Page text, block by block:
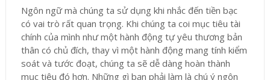
Ngôn ngữ mà chúng ta sử dụng khi nhắc đến tiền bạc
có vai trò rất quan trọng. Khi chúng ta coi mục tiêu tài
chính của mình như một hành động tự yêu thương bản
thân có chủ đích, thay vì một hành động mang tính kiểm
soát và tước đoạt, chúng ta sẽ dễ dàng hoàn thành
mục tiêu đó hơn. Những gì bạn phải làm là chú ý ngôn